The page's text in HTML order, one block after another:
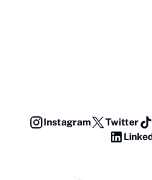
Instagram Twitter